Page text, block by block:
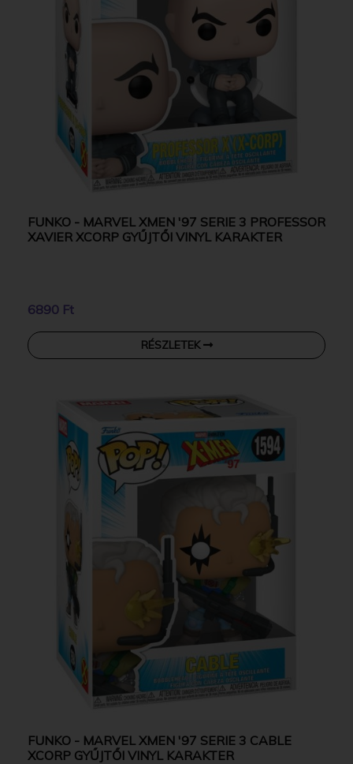
FUNKO - MARVEL XMEN '97 SERIE 3 PROFESSOR
XAVIER XCORP GYŰJTŐI VINYL KARAKTER
6890 Ft
RÉSZLETEK
FUNKO - MARVEL XMEN '97 SERIE 3 CABLE
XCORP GYŰJTŐI VINYL KARAKTER